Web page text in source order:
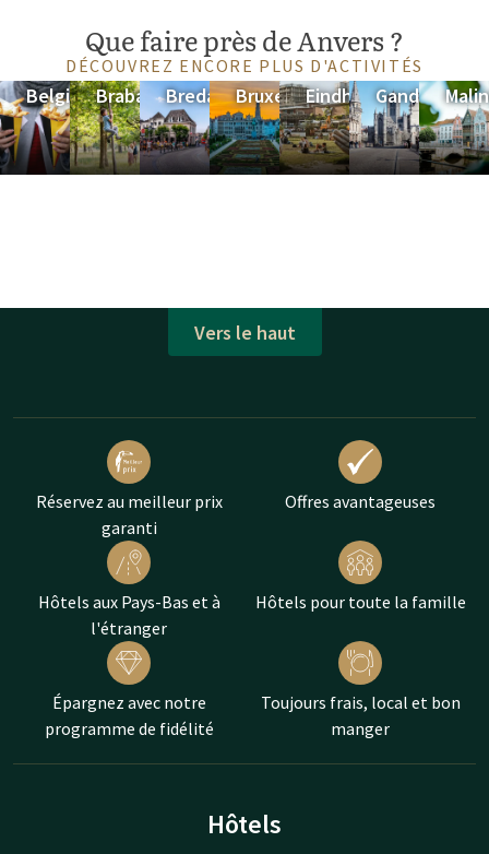
Que faire près de Anvers ?
DÉCOUVREZ ENCORE PLUS D'ACTIVITÉS
BelgiqueBrabantBreda BruxellesEindhovenGand
Vers le haut
Réservez au meilleur prix
garanti
Offres avantageuses
Hôtels aux Pays-Bas et à
l'étranger
Hôtels pour toute la famille
Épargnez avec notre
programme de fidélité
Toujours frais, local et bon
manger
Hôtels